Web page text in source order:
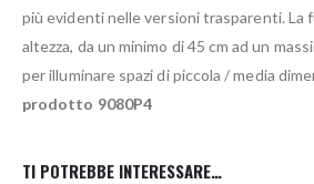
più evidenti nelle versioni trasparenti. La
altezza, da un minimo di 45 cm ad un
per illuminare spazi di piccola / media
prodotto 9080P4
TI POTREBBE INTERESSARE…